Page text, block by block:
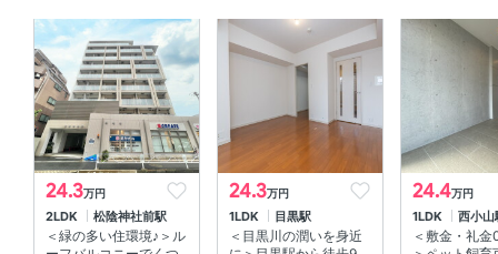
ＴＶモニタ付きインターホン 、 オートロック 、 防犯カメ
ラ
室内設備
エアコン 、 室内洗濯機置場
部屋の特徴
全居室フローリング 、 バルコニー 、 南向き 、 ウォーク
24.3万円
2LDK 松陰神社前駅
＜緑の多い住環境♪＞ル
24.3万円
1LDK 目黒駅
＜目黒川の潤いを身近
24.4万円
1LDK 西小山
＜敷金・礼